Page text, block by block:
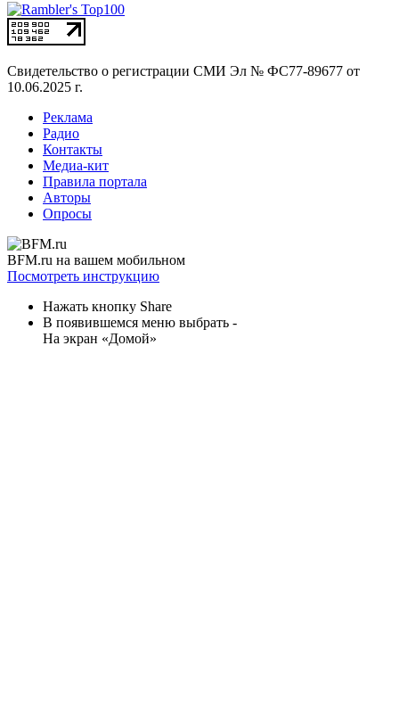
Свидетельство о регистрации СМИ Эл № ФС77-89677 от
10.06.2025 г.
Реклама
Радио
Контакты
Медиа-кит
Правила портала
Авторы
Опросы
BFM.ru на вашем мобильном
Посмотреть инструкцию
Нажать кнопку Share
В появившемся меню выбрать -
На экран «Домой»